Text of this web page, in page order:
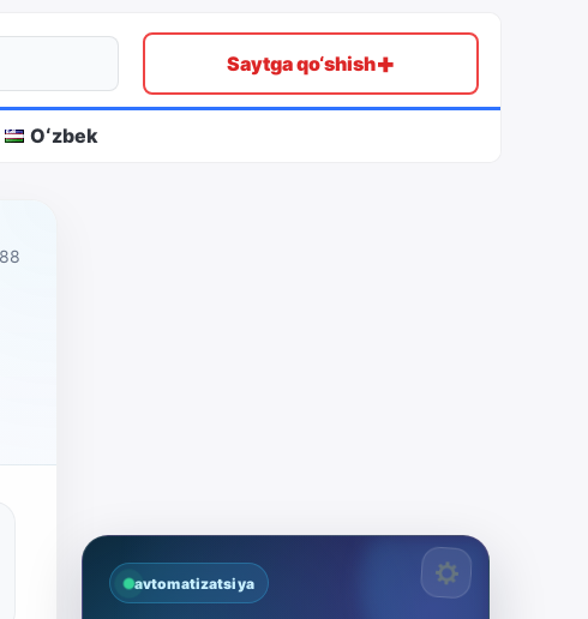
Saytga qo‘shish+
Oʻzbek
avtomatizatsiya